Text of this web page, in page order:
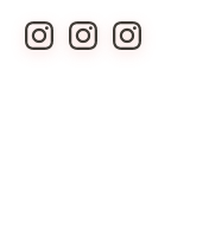
Instagram
InstagramInstagram